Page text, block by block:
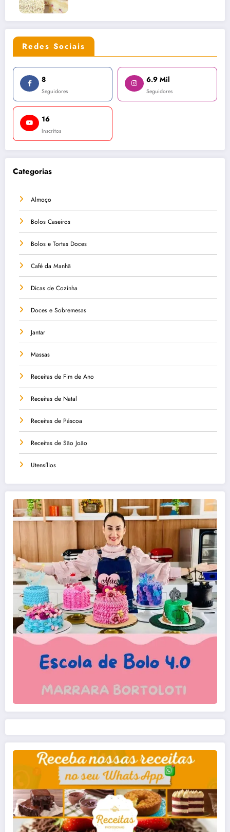
Redes Sociais
8
Seguidores
6.9 Mil
Seguidores
16
Inscritos
Categorias
Almoço
Bolos Caseiros
Bolos e Tortas Doces
Café da Manhã
Dicas de Cozinha
Doces e Sobremesas
Jantar
Massas
Receitas de Fim de Ano
Receitas de Natal
Receitas de Páscoa
Receitas de São João
Utensílios